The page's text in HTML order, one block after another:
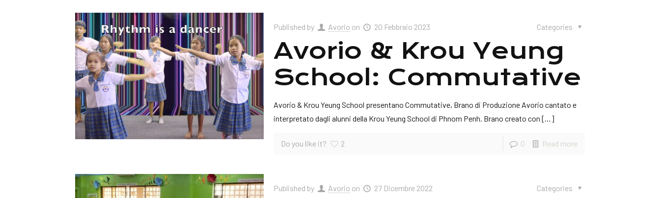
Published by Avorio on 20 Febbraio 2023 Categories
Avorio & Krou Yeung
School: Commutative
Avorio & Krou Yeung School presentano Commutative, Brano di Produzione Avorio cantato e
interpretato dagli alunni della Krou Yeung School di Phnom Penh. Brano creato con […]
Do you like it? 2 0 Read more
Published by Avorio on 27 Dicembre 2022 Categories